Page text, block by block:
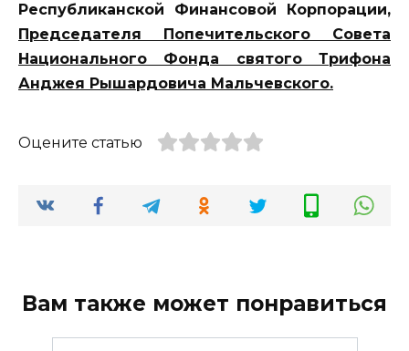
Республиканской Финансовой Корпорации,
Председателя Попечительского Совета
Национального Фонда святого Трифона
Анджея Рышардовича Мальчевского.
Оцените статью
Вам также может понравиться